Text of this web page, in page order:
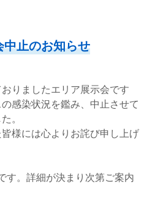
中止のお知らせ
りましたエリア展示会です
感染状況を鑑み、中止させて
。
様には心よりお詫び申し上げ
す。詳細が決まり次第ご案内